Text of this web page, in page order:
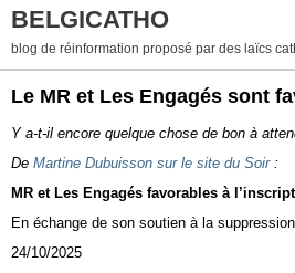
BELGICATHO
blog de réinformation proposé par des laïcs
Le MR et Les Engagés sont
Y a-t-il encore quelque chose de bon à
De Martine Dubuisson sur le site du Soir:
MR et Les Engagés favorables à
En échange de son soutien à la
24/10/2025